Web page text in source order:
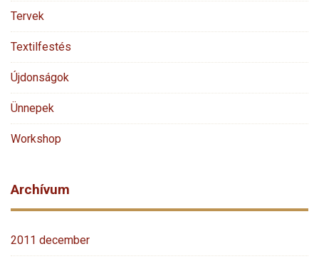
Tervek
Textilfestés
Újdonságok
Ünnepek
Workshop
Archívum
2011 december